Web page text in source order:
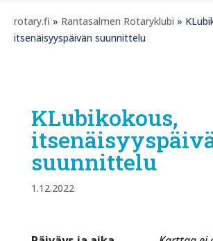
rotary.fi » Rantasalmen Rotaryklubi »
itsenäisyyspäivän suunnittelu
KLubikokous,
suunnittelu
1.12.2022